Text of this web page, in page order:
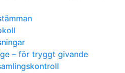
– för tryggt givande